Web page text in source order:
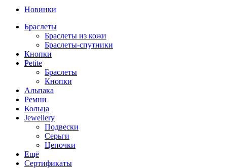
Новинки
Браслеты
Браслеты из кожи
Браслеты-спутники
Кнопки
Petite
Браслеты
Кнопки
Альпака
Ремни
Кольца
Jewellery
Подвески
Серьги
Цепочки
Ещё
Сертификаты